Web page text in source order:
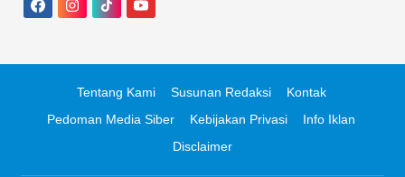
Tentang Kami Susunan Redaksi
Kontak
Pedoman Media Siber
Kebijakan Privasi
Info Iklan
Disclaimer